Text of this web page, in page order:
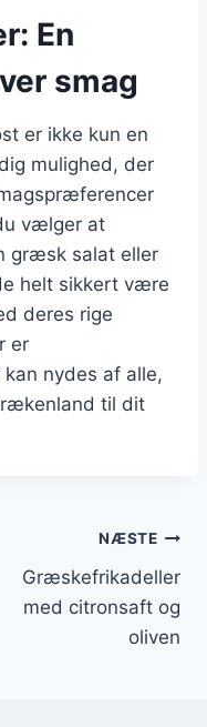
En
smag
er ikke kun en
mulighed, der
vælger at
græsk salat eller
helt sikkert være
deres rige
er
nydes af alle,
til dit
NÆSTE
Græskefrikadeller
med citronsaft og
oliven